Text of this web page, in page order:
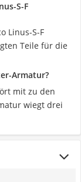
S-F
Linus-S-F
Teile für die
Armatur?
mit zu den
wiegt drei